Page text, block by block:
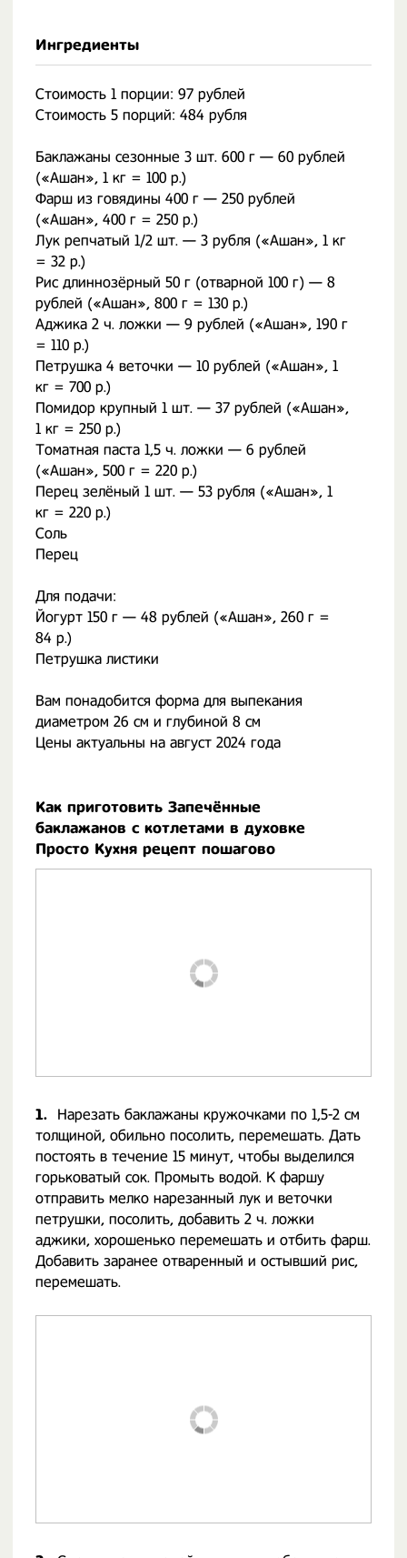
Ингредиенты
Стоимость 1 порции: 97 рублей
Стоимость 5 порций: 484 рубля
Баклажаны сезонные 3 шт. 600 г — 60 рублей
(«Ашан», 1 кг = 100 р.)
Фарш из говядины 400 г — 250 рублей
(«Ашан», 400 г = 250 р.)
Лук репчатый 1/2 шт. — 3 рубля («Ашан», 1 кг
= 32 р.)
Рис длиннозёрный 50 г (отварной 100 г) — 8
рублей («Ашан», 800 г = 130 р.)
Аджика 2 ч. ложки — 9 рублей («Ашан», 190 г
= 110 р.)
Петрушка 4 веточки — 10 рублей («Ашан», 1
кг = 700 р.)
Помидор крупный 1 шт. — 37 рублей («Ашан»,
1 кг = 250 р.)
Томатная паста 1,5 ч. ложки — 6 рублей
(«Ашан», 500 г = 220 р.)
Перец зелёный 1 шт. — 53 рубля («Ашан», 1
кг = 220 р.)
Соль
Перец
Для подачи:
Йогурт 150 г — 48 рублей («Ашан», 260 г =
84 р.)
Петрушка листики
Вам понадобится форма для выпекания
диаметром 26 см и глубиной 8 см
Цены актуальны на август 2024 года
Как приготовить Запечённые
баклажанов с котлетами в духовке
Просто Кухня рецепт пошагово
1.
Нарезать баклажаны кружочками по 1,5-2 см
толщиной, обильно посолить, перемешать. Дать
постоять в течение 15 минут, чтобы выделился
горьковатый сок. Промыть водой. К фаршу
отправить мелко нарезанный лук и веточки
петрушки, посолить, добавить 2 ч. ложки
аджики, хорошенько перемешать и отбить фарш.
Добавить заранее отваренный и остывший рис,
перемешать.